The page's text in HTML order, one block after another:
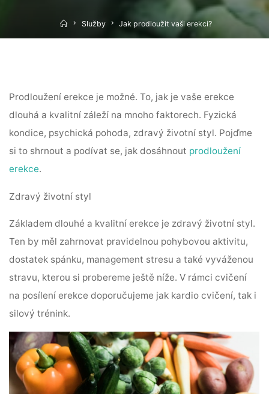
HomeSlužby Jak prodloužit vaši erekci?
Prodloužení erekce je možné. To, jak je vaše erekce
dlouhá a kvalitní záleží na mnoho faktorech. Fyzická
kondice, psychická pohoda, zdravý životní styl. Pojďme
si to shrnout a podívat se, jak dosáhnout prodloužení
erekce.
Zdravý životní styl
Základem dlouhé a kvalitní erekce je zdravý životní styl.
Ten by měl zahrnovat pravidelnou pohybovou aktivitu,
dostatek spánku, management stresu a také vyváženou
stravu, kterou si probereme ještě níže. V rámci cvičení
na posílení erekce doporučujeme jak kardio cvičení, tak i
silový trénink.